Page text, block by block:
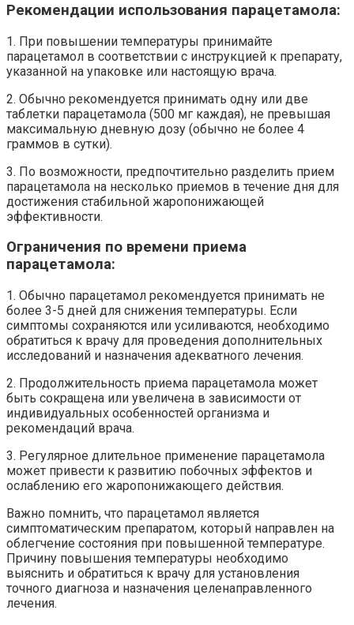
Рекомендации использования парацетамола:
1. При повышении температуры принимайте
парацетамол в соответствии с инструкцией к препарату,
указанной на упаковке или настоящую врача.
2. Обычно рекомендуется принимать одну или две
таблетки парацетамола (500 мг каждая), не превышая
максимальную дневную дозу (обычно не более 4
граммов в сутки).
3. По возможности, предпочтительно разделить прием
парацетамола на несколько приемов в течение дня для
достижения стабильной жаропонижающей
эффективности.
Ограничения по времени приема
парацетамола:
1. Обычно парацетамол рекомендуется принимать не
более 3-5 дней для снижения температуры. Если
симптомы сохраняются или усиливаются, необходимо
обратиться к врачу для проведения дополнительных
исследований и назначения адекватного лечения.
2. Продолжительность приема парацетамола может
быть сокращена или увеличена в зависимости от
индивидуальных особенностей организма и
рекомендаций врача.
3. Регулярное длительное применение парацетамола
может привести к развитию побочных эффектов и
ослаблению его жаропонижающего действия.
Важно помнить, что парацетамол является
симптоматическим препаратом, который направлен на
облегчение состояния при повышенной температуре.
Причину повышения температуры необходимо
выяснить и обратиться к врачу для установления
точного диагноза и назначения целенаправленного
лечения.